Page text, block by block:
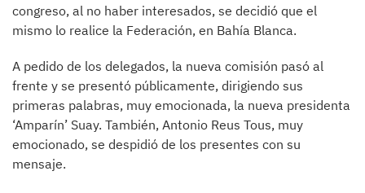
congreso, al no haber interesados, se decidió que el
mismo lo realice la Federación, en Bahía Blanca.
A pedido de los delegados, la nueva comisión pasó al
frente y se presentó públicamente, dirigiendo sus
primeras palabras, muy emocionada, la nueva presidenta
‘Amparín’ Suay. También, Antonio Reus Tous, muy
emocionado, se despidió de los presentes con su
mensaje.